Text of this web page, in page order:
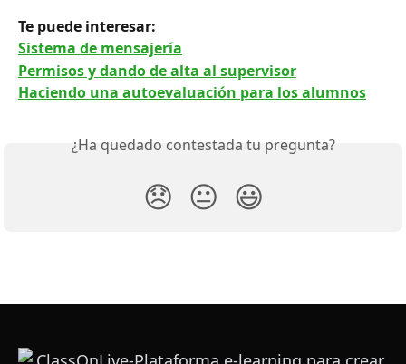
Te puede interesar:
Sistema de mensajería
Permisos y dando de alta al supervisor
Haciendo una autoevaluación para los alumnos
¿Ha quedado contestada tu pregunta?
😞 😐 😃